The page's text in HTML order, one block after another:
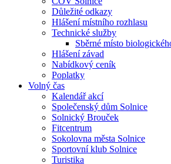
Důležité odkazy
Hlášení místního rozhlasu
Technické služby
Sběrné místo
Hlášení závad
Nabídkový ceník
Poplatky
Volný čas
Kalendář akcí
Společenský dům Solnice
Solnický Brouček
Fitcentrum
Sokolovna města Solnice
Sportovní klub Solnice
Turistika